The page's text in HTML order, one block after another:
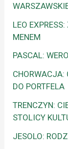
LEO
MENEM
PASCAL:
CHORWACJA:
DO PORTFELA
TRENCZYN:
STOLICY
JESOLO: